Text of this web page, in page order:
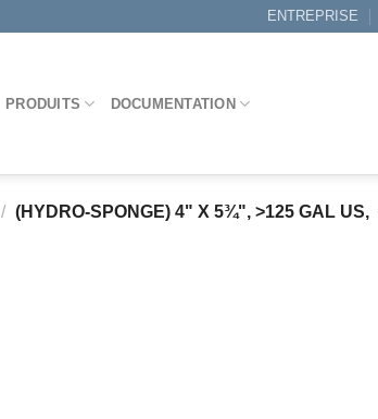
ENTREPRISE
PRODUITS DOCUMENTATION
/ (HYDRO-SPONGE) 4" X 5¾", >125 GAL US,